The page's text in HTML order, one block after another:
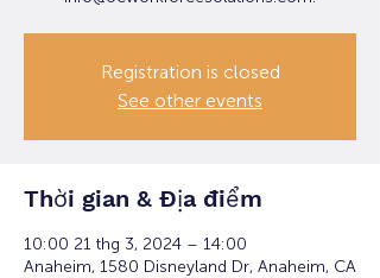
Registration is closed
See other events
Thời gian & Địa điểm
10:00 21 thg 3, 2024 – 14:00
Anaheim, 1580 Disneyland Dr, Anaheim, CA